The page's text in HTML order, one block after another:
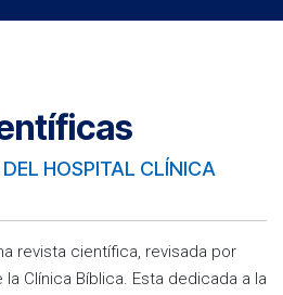
HOSPITAL CLÍNICA
revista científica, revisada por
Clínica Bíblica. Esta dedicada a la